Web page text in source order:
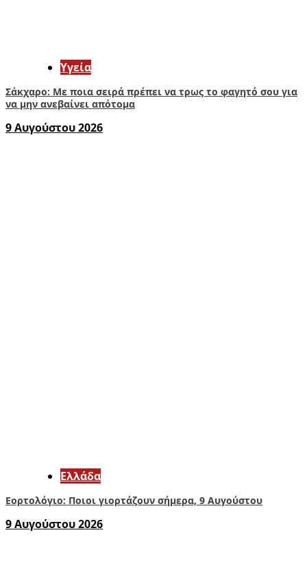
Υγεία
Σάκχαρο: Με ποια σειρά πρέπει να τρως το φαγητό σου για
να μην ανεβαίνει απότομα
9 Αυγούστου 2026
Ελλάδα
Εορτολόγιο: Ποιοι γιορτάζουν σήμερα, 9 Αυγούστου
9 Αυγούστου 2026